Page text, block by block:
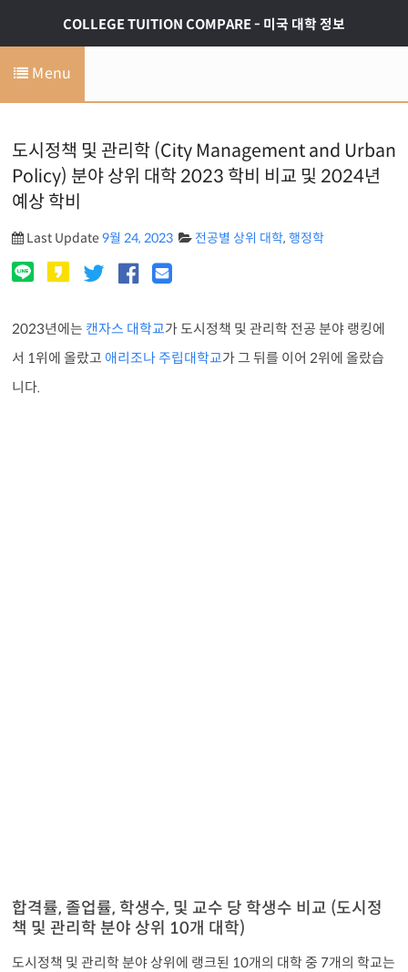
COLLEGE TUITION COMPARE - 미국 대학 정보
Menu
도시정책 및 관리학 (City Management and Urban
Policy) 분야 상위 대학 2023 학비 비교 및 2024년
예상 학비
Last Update9월 24, 2023 전공별 상위 대학, 행정학
2023년에는 캔자스 대학교가 도시정책 및 관리학 전공 분야 랭킹에
서 1위에 올랐고 애리조나 주립대학교가 그 뒤를 이어 2위에 올랐습
니다.
합격률, 졸업률, 학생수, 및 교수 당 학생수 비교 (도시정
책 및 관리학 분야 상위 10개 대학)
도시정책 및 관리학 분야 상위에 랭크된 10개의 대학 중 7개의 학교는